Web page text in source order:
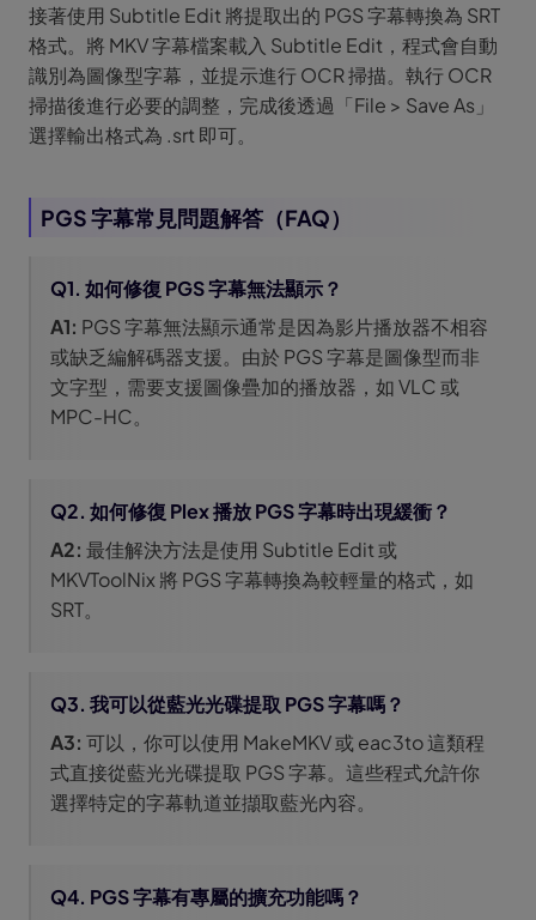
接著使用 Subtitle Edit 將提取出的 PGS 字幕轉換為 SRT
格式。將 MKV 字幕檔案載入 Subtitle Edit，程式會自動
識別為圖像型字幕，並提示進行 OCR 掃描。執行 OCR
掃描後進行必要的調整，完成後透過「File > Save As」
選擇輸出格式為 .srt 即可。
PGS 字幕常見問題解答（FAQ）
Q1. 如何修復 PGS 字幕無法顯示？
A1: PGS 字幕無法顯示通常是因為影片播放器不相容
或缺乏編解碼器支援。由於 PGS 字幕是圖像型而非
文字型，需要支援圖像疊加的播放器，如 VLC 或
MPC-HC。
Q2. 如何修復 Plex 播放 PGS 字幕時出現緩衝？
A2: 最佳解決方法是使用 Subtitle Edit 或
MKVToolNix 將 PGS 字幕轉換為較輕量的格式，如
SRT。
Q3. 我可以從藍光光碟提取 PGS 字幕嗎？
A3: 可以，你可以使用 MakeMKV 或 eac3to 這類程
式直接從藍光光碟提取 PGS 字幕。這些程式允許你
選擇特定的字幕軌道並擷取藍光內容。
Q4. PGS 字幕有專屬的擴充功能嗎？